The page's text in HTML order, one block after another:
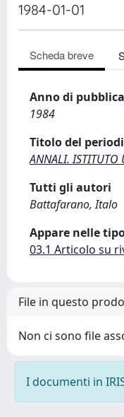
1984-01-01
Scheda breve
Anno di
1984
Titolo del
ANNALI. ISTITUTO
Tutti gli autori
Battafarano, Italo
Appare nelle
03.1 Articolo su
File in questo
Non ci sono file
I documenti in